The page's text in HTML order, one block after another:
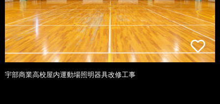
宇部商業高校屋内運動場照明器具改修工事